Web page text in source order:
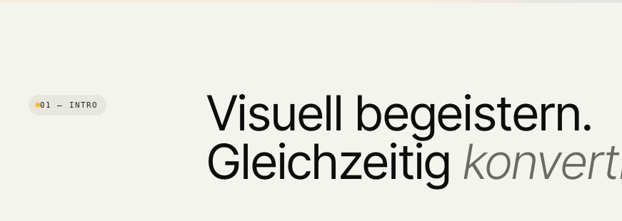
01 — INTRO
Visuell begeistern.
Gleichzeitig